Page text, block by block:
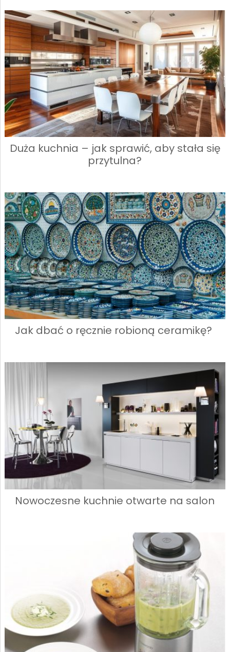
Duża kuchnia – jak sprawić, aby stała się
przytulna?
Jak dbać o ręcznie robioną ceramikę?
Nowoczesne kuchnie otwarte na salon